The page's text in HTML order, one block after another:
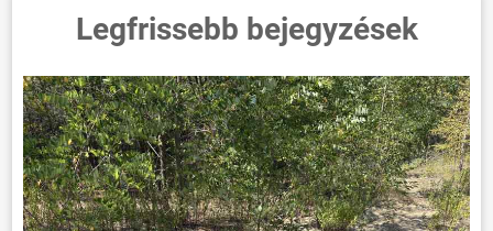
Legfrissebb bejegyzések